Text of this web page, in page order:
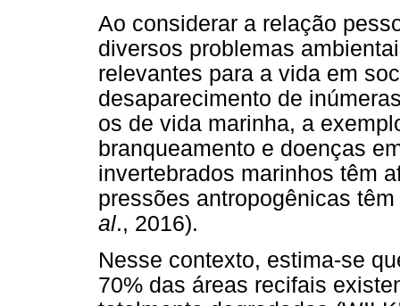
Ao considerar a relação
diversos problemas
relevantes para a vida em
desaparecimento de
os de vida marinha, a
branqueamento e doenças
invertebrados marinhos têm
pressões antropogênicas
al., 2016).
Nesse contexto, estima-se
70% das áreas recifais